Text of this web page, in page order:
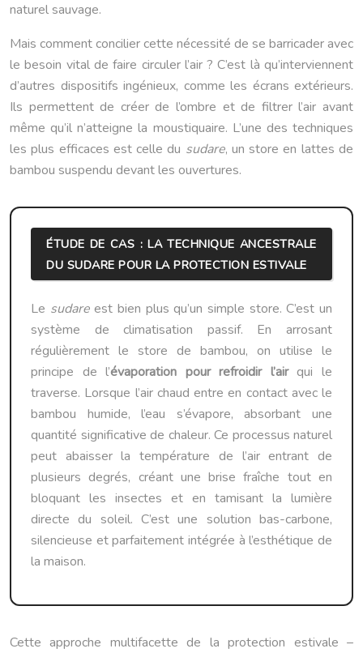
naturel sauvage.
Mais comment concilier cette nécessité de se barricader avec
le besoin vital de faire circuler l’air ? C’est là qu’interviennent
d’autres dispositifs ingénieux, comme les écrans extérieurs.
Ils permettent de créer de l’ombre et de filtrer l’air avant
même qu’il n’atteigne la moustiquaire. L’une des techniques
les plus efficaces est celle du sudare, un store en lattes de
bambou suspendu devant les ouvertures.
ÉTUDE DE CAS : LA TECHNIQUE ANCESTRALE
DU SUDARE POUR LA PROTECTION ESTIVALE
Le sudareest bien plus qu’un simple store. C’est un
système de climatisation passif. En arrosant
régulièrement le store de bambou, on utilise le
principe de l’évaporation pour refroidir l’airqui le
traverse. Lorsque l’air chaud entre en contact avec le
bambou humide, l’eau s’évapore, absorbant une
quantité significative de chaleur. Ce processus naturel
peut abaisser la température de l’air entrant de
plusieurs degrés, créant une brise fraîche tout en
bloquant les insectes et en tamisant la lumière
directe du soleil. C’est une solution bas-carbone,
silencieuse et parfaitement intégrée à l’esthétique de
la maison.
Cette approche multifacette de la protection estivale –